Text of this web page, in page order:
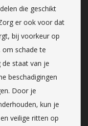
die geschikt
er ook voor dat
bij voorkeur op
om schade te
staat van je
beschadigingen
Door je
kun je
veilige ritten op